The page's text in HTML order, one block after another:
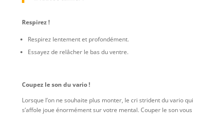
Respirez !
Respirez lentement et profondément.
Essayez de relâcher le bas du ventre.
Coupez le son du vario !
Lorsque l’on ne souhaite plus monter, le cri strident du vario qui
s’affole joue énormément sur votre mental. Couper le son vous